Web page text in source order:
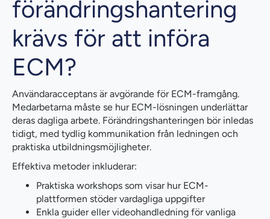
förändringshantering
krävs för att införa
ECM?
Användaracceptans är avgörande för ECM-framgång.
Medarbetarna måste se hur ECM-lösningen underlättar
deras dagliga arbete. Förändringshanteringen bör inledas
tidigt, med tydlig kommunikation från ledningen och
praktiska utbildningsmöjligheter.
Effektiva metoder inkluderar:
Praktiska workshops som visar hur ECM-
plattformen stöder vardagliga uppgifter
Enkla guider eller videohandledning för vanliga